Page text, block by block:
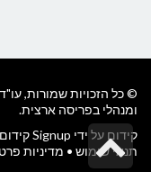
© כל הזכויות שמורות,
ומנהלי בפריסה ארצית.
קידום על ידי Signup קידום אתרים
תנאי שימוש • מדיניות
גלילה